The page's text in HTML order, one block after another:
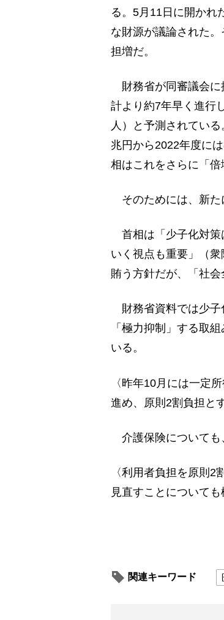
る。5月11日に開かれ
な財源が議論された
担増だ。
財務省が同審議会に
計より約7年早く進行
人）と予測されてい
兆円から2022年度に
相はこれをさらに「倍
そのためには、新た
首相は「少子化対策
いく視点も重要」（
賄う方針だが、「社会
財務省資料では少子
「極力抑制」する取
いる。
〈昨年10月には一定
進め、原則2割負担と
介護保険についても
〈利用者負担を原則
見直すことについても
関連キーワード